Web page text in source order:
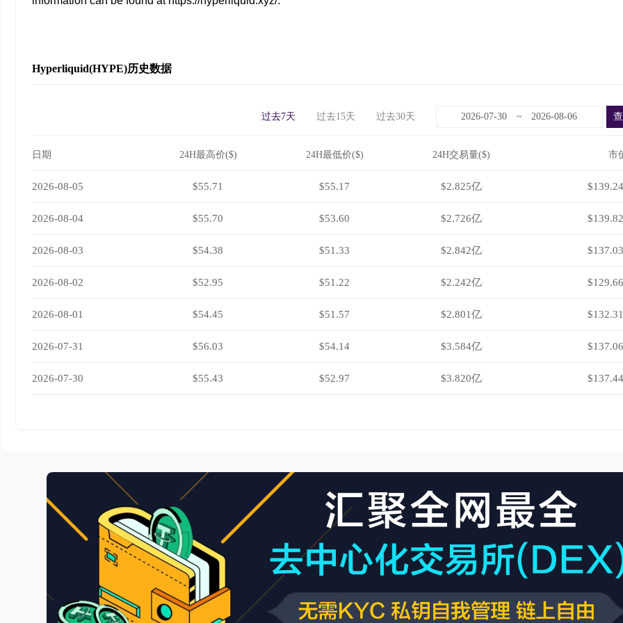
Hyperliquid(HYPE)历史数据
~
过去30天
过去15天
过去7天
日期 24H最高价($) 24H最低价($) 24H交易量($) 市
2026-08-05 $55.71 $55.17 $2.825亿
2026-08-04 $55.70 $53.60 $2.726亿
2026-08-03 $54.38 $51.33 $2.842亿
2026-08-02 $52.95 $51.22 $2.242亿
2026-08-01 $54.45 $51.57 $2.801亿
2026-07-31 $56.03 $54.14 $3.584亿
2026-07-30 $55.43 $52.97 $3.820亿